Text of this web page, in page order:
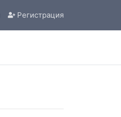
Регистрация